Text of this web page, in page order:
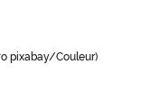
pixabay/Couleur